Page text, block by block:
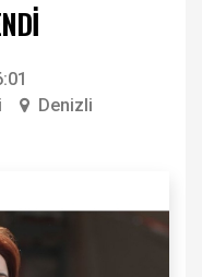
Denizli